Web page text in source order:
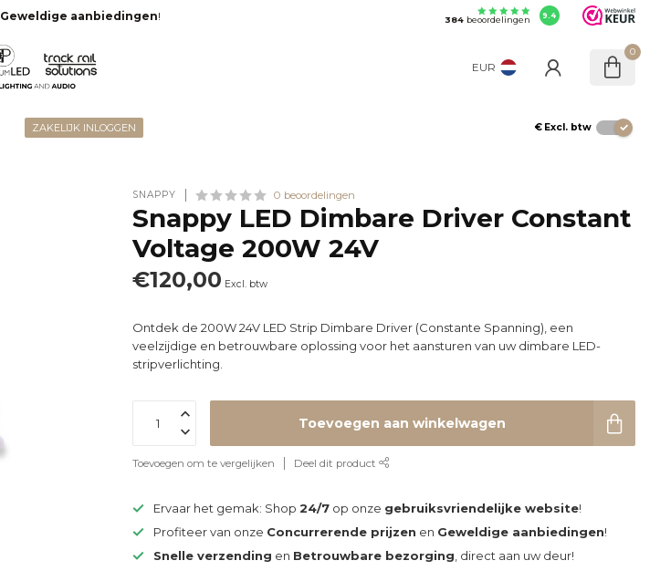
Geweldige aanbiedingen! 384beoordelingen 9.4
EUR
0
ZAKELIJK INLOGGEN € Excl. btw
SNAPPY 0 beoordelingen
Snappy LED Dimbare Driver Constant
Voltage 200W 24V
€120,00 Excl. btw
Ontdek de 200W 24V LED Strip Dimbare Driver (Constante Spanning), een
veelzijdige en betrouwbare oplossing voor het aansturen van uw dimbare LED-
stripverlichting.
Toevoegen aan winkelwagen
Toevoegen om te vergelijken Deel dit product
Ervaar het gemak: Shop24/7 op onze gebruiksvriendelijke website!
Profiteer van onze Concurrerende prijzen en Geweldige aanbiedingen!
Snelle verzending en Betrouwbare bezorging , direct aan uw deur!